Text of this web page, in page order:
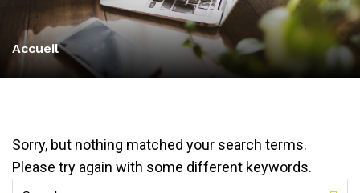
Accueil
Sorry, but nothing matched your search terms.
Please try again with some different keywords.